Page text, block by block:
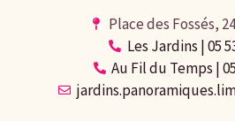
Place des Fossés,
Les Jardins | 05
Au Fil du Temps |